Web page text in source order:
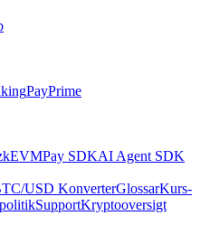
PayPrime
Pay SDKAI Agent SDK
USD KonverterGlossarKurs-
SupportKryptooversigt